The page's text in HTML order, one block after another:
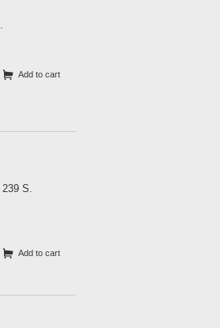
Add to cart
S.
Add to cart